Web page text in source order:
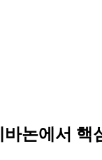
논에서 핵